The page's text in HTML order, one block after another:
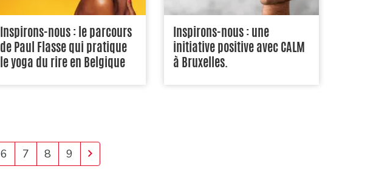
Inspirons-nous : le parcours
de Paul Flasse qui pratique
le yoga du rire en Belgique
Inspirons-nous : une
initiative positive avec CALM
à Bruxelles.
6 7 8 9